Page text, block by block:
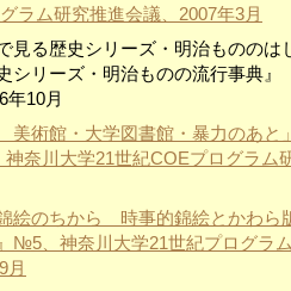
ラム研究推進会議、2007年3月
見る歴史シリーズ・明治もののは
シリーズ・明治ものの流行事典』
年10月
美術館・大学図書館・暴力のあと
奈川大学21世紀COEプログラム
絵のちから 時事的錦絵とかわら
№5、神奈川大学21世紀プログラ
月